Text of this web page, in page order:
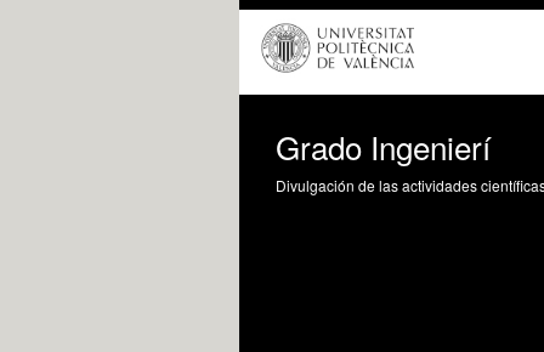
Grado Ingenierí
Divulgación de las actividades